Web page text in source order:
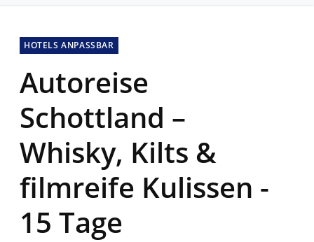
HOTELS ANPASSBAR
Autoreise
Schottland –
Whisky, Kilts &
filmreife Kulissen -
15 Tage